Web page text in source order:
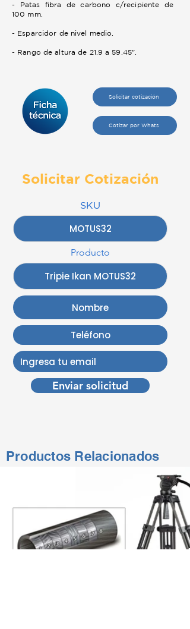
- Patas fibra de carbono c/recipiente de
100 mm.
- Esparcidor de nivel medio.
- Rango de altura de 21.9 a 59.45".
Solicitar cotización
Cotizar por Whats
Solicitar Cotización
SKU
Producto
Enviar solicitud
Productos Relacionados